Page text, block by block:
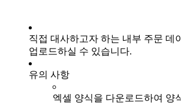
직접 대사하고자 하는 내부 주문 데
업로드하실 수 있습니다.
유의 사항
엑셀 양식을 다운로드하여 양